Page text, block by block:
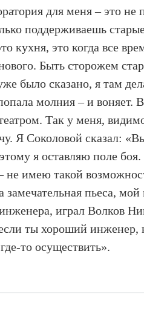
для меня – это
поддерживаешь
кухня, это когда все
Быть сторожем
было сказано, я там
молния – и воняет.
Так у меня,
Я Соколовой сказал:
я оставляю поле
не имею такой
замечательная пьеса,
инженера, играл Волков
ты хороший
то осуществить».